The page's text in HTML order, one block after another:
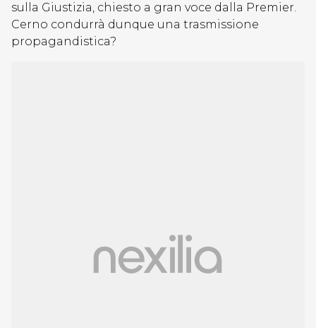
sulla Giustizia, chiesto a gran voce dalla Premier.
Cerno condurrà dunque una trasmissione
propagandistica?